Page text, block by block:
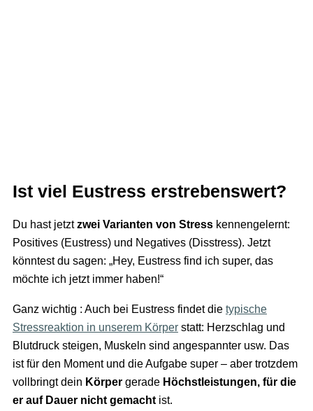
Ist viel Eustress erstrebenswert?
Du hast jetztzwei Varianten von Stress kennengelernt:
Positives (Eustress) und Negatives (Disstress). Jetzt
könntest du sagen: „Hey, Eustress find ich super, das
möchte ich jetzt immer haben!“
Ganz wichtig : Auch bei Eustress findet die typische
Stressreaktion in unserem Körper statt: Herzschlag und
Blutdruck steigen, Muskeln sind angespannter usw. Das
ist für den Moment und die Aufgabe super – aber trotzdem
vollbringt dein Körper gerade Höchstleistungen, für die
er auf Dauer nicht gemacht ist.